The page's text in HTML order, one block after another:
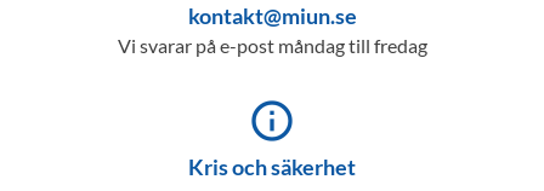
kontakt@miun.se
Vi svarar på e-post måndag till fredag
info_outline
Kris och säkerhet